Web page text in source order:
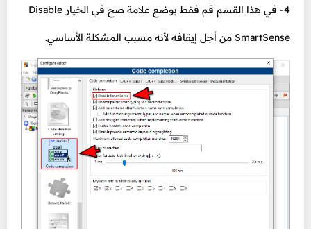
4- في هذا القسم قم فقط بوضع علامة صح في الخيار Disable
SmartSense من أجل إيقافه لأنه مسبب المشكلة الأساسي.